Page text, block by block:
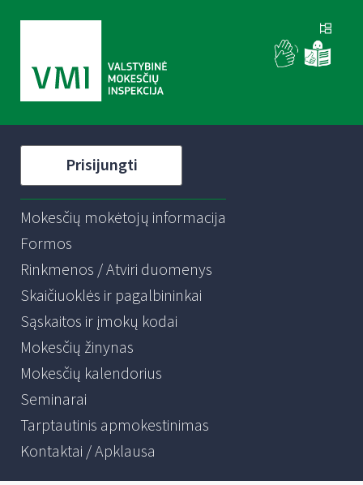
Prisijungti
Mokesčių mokėtojų informacija
Formos
Rinkmenos / Atviri duomenys
Skaičiuoklės ir pagalbininkai
Sąskaitos ir įmokų kodai
Mokesčių žinynas
Mokesčių kalendorius
Seminarai
Tarptautinis apmokestinimas
Kontaktai / Apklausa